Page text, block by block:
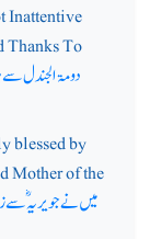
Inattentive
Thanks To
دومۃ الجندل سے
blessed by
Mother of the
میں نے جویریہؓ سے